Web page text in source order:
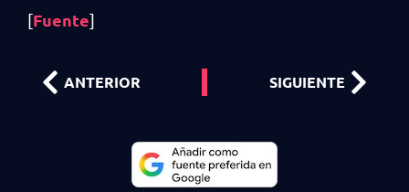
[Fuente]
ANTERIOR SIGUIENTE